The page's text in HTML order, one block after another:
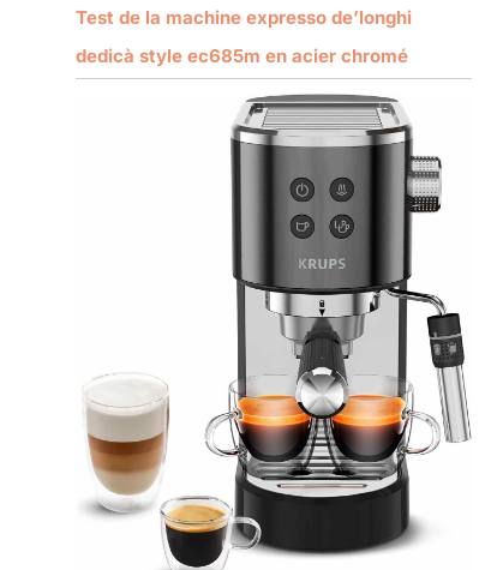
Test de la machine expresso de’longhi
dedicà style ec685m en acier chromé